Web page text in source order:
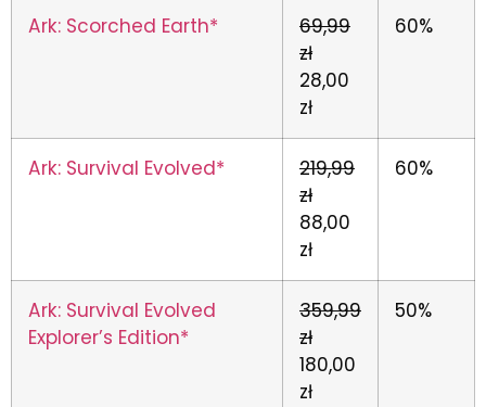
Ark: Scorched Earth*
69,99
zł
28,00
zł
60%
Ark: Survival Evolved*
219,99
zł
88,00
zł
60%
Ark: Survival Evolved
Explorer’s Edition*
359,99
zł
180,00
zł
50%